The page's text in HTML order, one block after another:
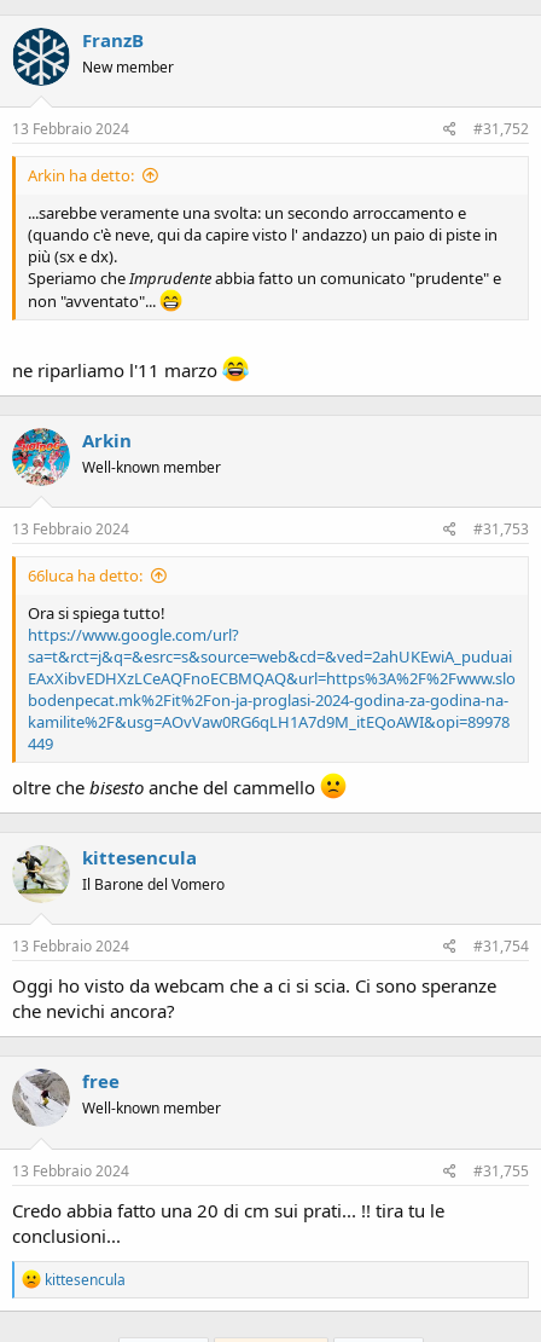
FranzB
New member
13 Febbraio 2024 #31,752
Arkin ha detto:
...sarebbe veramente una svolta: un secondo arroccamento e
(quando c'è neve, qui da capire visto l' andazzo) un paio di piste in
più (sx e dx).
Speriamo cheImprudenteabbia fatto un comunicato "prudente" e
non "avventato"...
ne riparliamo l'11 marzo
Arkin
Well-known member
13 Febbraio 2024 #31,753
66luca ha detto:
Ora si spiega tutto!
https://www.google.com/url?
sa=t&rct=j&q=&esrc=s&source=web&cd=&ved=2ahUKEwiA_puduai
EAxXibvEDHXzLCeAQFnoECBMQAQ&url=https%3A%2F%2Fwww.slo
bodenpecat.mk%2Fit%2Fon-ja-proglasi-2024-godina-za-godina-na-
kamilite%2F&usg=AOvVaw0RG6qLH1A7d9M_itEQoAWI&opi=89978
449
oltre che bisesto anche del cammello
kittesencula
Il Barone del Vomero
13 Febbraio 2024 #31,754
Oggi ho visto da webcam che a ci si scia. Ci sono speranze
che nevichi ancora?
free
Well-known member
13 Febbraio 2024 #31,755
Credo abbia fatto una 20 di cm sui prati... !! tira tu le
conclusioni...
R
e
a
kittesencula